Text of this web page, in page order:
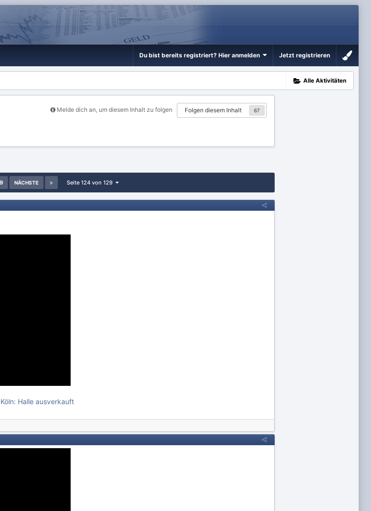
Du bist bereits registriert? Hier anmelden Jetzt registrieren
Alle Aktivitäten
Melde dich an, um diesem Inhalt zu folgen Folgen diesem Inhalt 67
NÄCHSTE Seite 124 von 129
Halle ausverkauft